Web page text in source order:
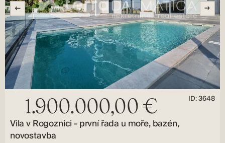
1.900.000,00 € ID: 3648
Vila v Rogoznici - první řada u moře, bazén,
novostavba